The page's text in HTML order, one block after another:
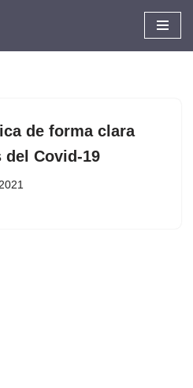
de forma clara
del Covid-19